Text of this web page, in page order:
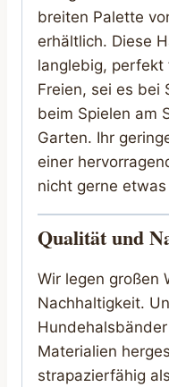
breiten Palette
erhältlich. Diese
langlebig,
Freien, sei es bei
beim Spielen am
Garten. Ihr
einer
nicht gerne
Qualität und
Wir legen großen
Nachhaltigkeit.
Materialien
strapazierfähig